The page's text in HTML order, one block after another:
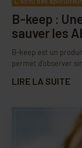
B-keep :
sauver les
B-keep est un
permet d'observer
LIRE LA SUITE